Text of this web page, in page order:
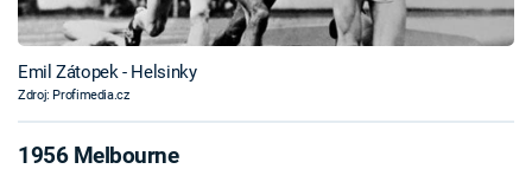
Emil Zátopek - Helsinky
Zdroj: Profimedia.cz
1956 Melbourne